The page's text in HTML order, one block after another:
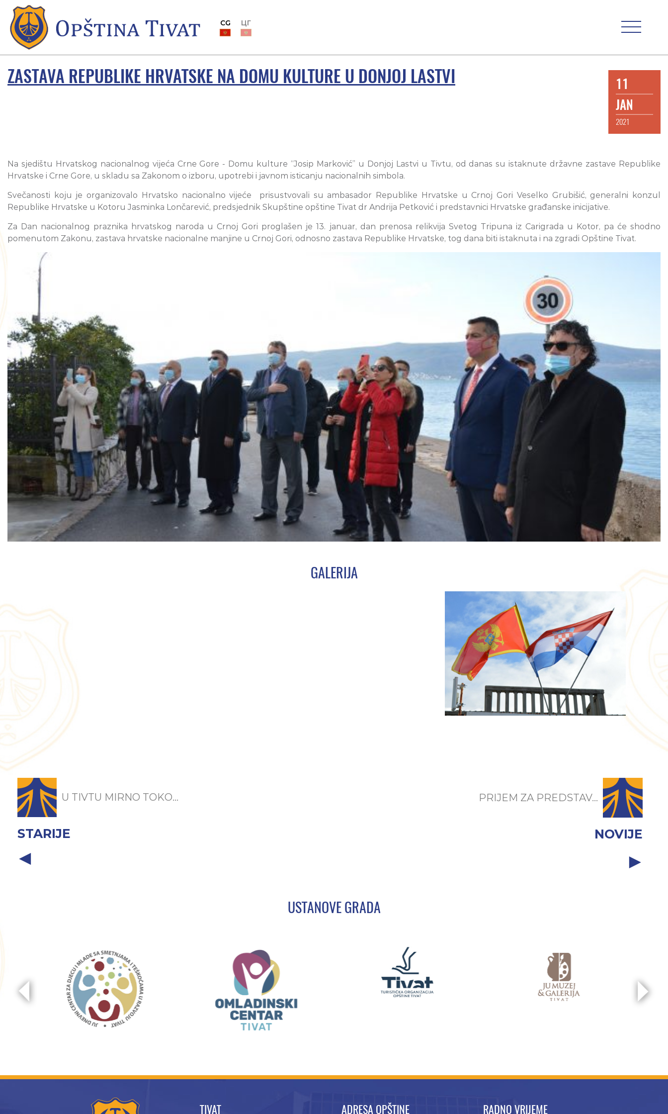
CG ЦГ
ZASTAVA REPUBLIKE HRVATSKE NA DOMU KULTURE U DONJOJ LASTVI
11
JAN
2021
Na sjedištu Hrvatskog nacionalnog vijeća Crne Gore - Domu kulture “Josip Marković” u Donjoj Lastvi u Tivtu, od danas su istaknute državne zastave Republike
Hrvatske i Crne Gore, u skladu sa Zakonom o izboru, upotrebi i javnom isticanju nacionalnih simbola.
Svečanosti koju je organizovalo Hrvatsko nacionalno vijeće prisustvovali su ambasador Republike Hrvatske u Crnoj Gori Veselko Grubišić, generalni konzul
Republike Hrvatske u Kotoru Jasminka Lončarević, predsjednik Skupštine opštine Tivat dr Andrija Petković i predstavnici Hrvatske građanske inicijative.
Za Dan nacionalnog praznika hrvatskog naroda u Crnoj Gori proglašen je 13. januar, dan prenosa relikvija Svetog Tripuna iz Carigrada u Kotor, pa će shodno
pomenutom Zakonu, zastava hrvatske nacionalne manjine u Crnoj Gori, odnosno zastava Republike Hrvatske, tog dana biti istaknuta i na zgradi Opštine Tivat.
GALERIJA
U TIVTU MIRNO TOKO...
STARIJE
PRIJEM ZA PREDSTAV...
NOVIJE
USTANOVE GRADA
TIVAT ADRESA OPŠTINE RADNO VRIJEME